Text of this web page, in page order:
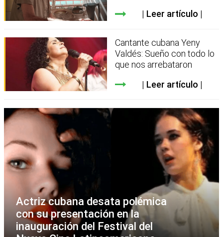
Leer artículo
Cantante cubana Yeny
Valdés: Sueño con todo lo
que nos arrebataron
Leer artículo
Actriz cubana desata polémica
con su presentación en la
inauguración del Festival del